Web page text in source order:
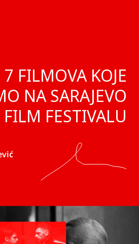
7 FILMOVA KOJE
NA SARAJEVO
FILM FESTIVALU